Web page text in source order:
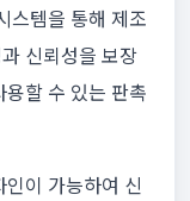
스템을 통해 제조
신뢰성을 보장
할 수 있는 판촉
이 가능하여 신